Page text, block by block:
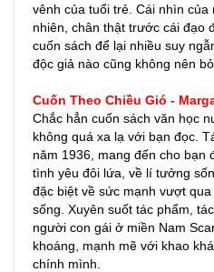
vênh của tuổi trẻ. Cái nhìn
nhiên, chân thật trước cái đạo
cuốn sách để lại nhiều suy
độc giả nào cũng không nên bỏ
Cuốn Theo Chiều Gió -
Chắc hẳn cuốn sách văn học
không quá xa lạ với bạn đọc.
năm 1936, mang đến cho bạn
tình yêu đôi lứa, về lí tưởng
đặc biệt về sức mạnh vượt
sống. Xuyên suốt tác phẩm,
người con gái ở miền Nam
khoáng, mạnh mẽ với khao
chính mình.